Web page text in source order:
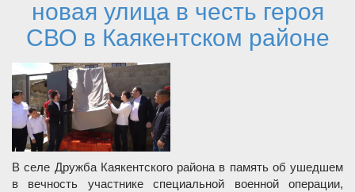
среди школьников
новая улица в честь героя
СВО в Каякентском районе
В селе Дружба Каякентского района в память об ушедшем
в вечность участнике специальной военной операции,